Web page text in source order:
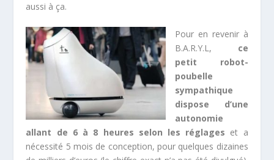
aussi à ça.
Pour en revenir à
B.A.R.Y.L, ce
petit robot-
poubelle
sympathique
dispose d’une
autonomie
allant de 6 à 8 heures selon les réglages et a
nécessité 5 mois de conception, pour quelques dizaines